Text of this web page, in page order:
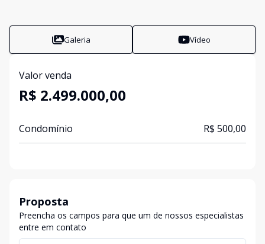
Galeria Vídeo
Valor venda
R$ 2.499.000,00
Condomínio R$ 500,00
Proposta
Preencha os campos para que um de nossos especialistas
entre em contato